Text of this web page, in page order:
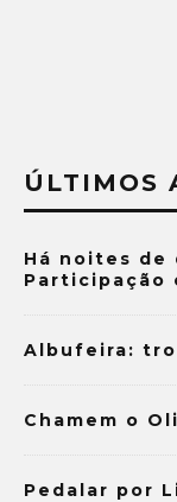
ÚLTIMOS
Há noites de
Participação
Albufeira:
Chamem o
Pedalar por